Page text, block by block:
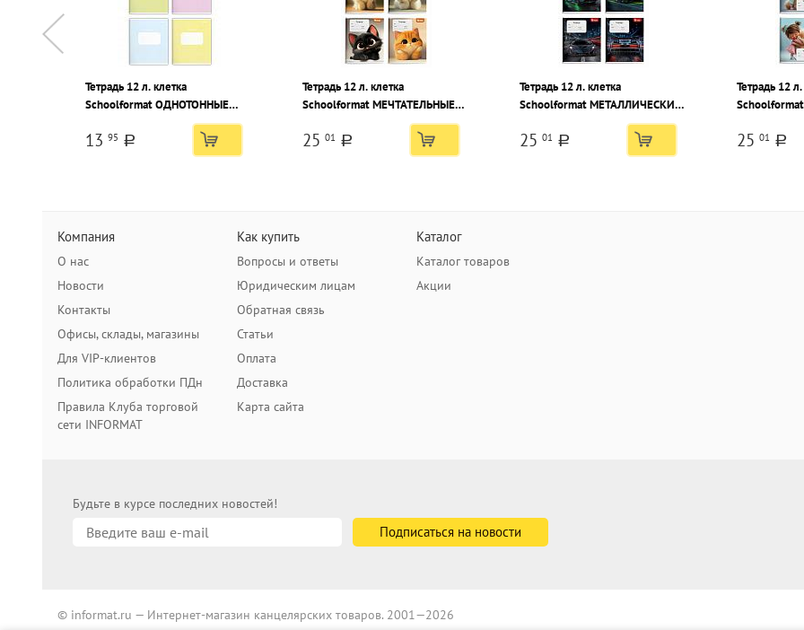
Тетрадь 12 л. клетка
Schoolformat ОДНОТОННЫЕ
ПАСТЕЛЬНЫЕ ОТТЕНКИ
мелованный картон,
13 95 a
Тетрадь 12 л. клетка
Schoolformat МЕЧТАТЕЛЬНЫЕ
КОТЯТА мелованный картон,
ВД-лак
25 01 a
Тетрадь 12 л. клетка
Schoolformat МЕТАЛЛИЧЕСКИЕ
МАШИНЫ мелованный картон,
ВД-лак
25 01 a
Тетрадь 12
ПИТОМЦЫ
ВД-лак
25 01 a
Компания
О нас
Новости
Контакты
Офисы, склады, магазины
Для VIP-клиентов
Политика обработки ПДн
Правила Клуба торговой
сети INFORMAT
Как купить
Вопросы и ответы
Юридическим лицам
Обратная связь
Статьи
Оплата
Доставка
Карта сайта
Каталог
Каталог товаров
Акции
Будьте в курсе последних новостей!
© informat.ru — Интернет-магазин канцелярских товаров. 2001—2026